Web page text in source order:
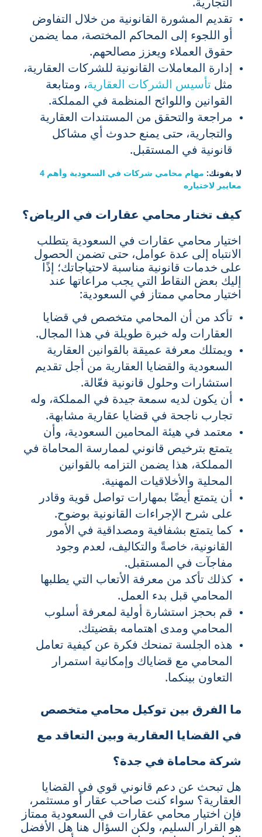
تقديم المشورة القانونية من خلال التفاوض
أو اللجوء إلى المحاكم المختصة، مما يضمن
حقوق العملاء ويعزز مصالحهم.
إدارة المعاملات القانونية للشركات العقارية،
مثل تأسيس الشركات العقارية، ومتابعة
القوانين واللوائح المنظمة في المملكة.
مراجعة والتحقق من المستندات العقارية
والتجارية، حتى يمنع حدوث أي مشاكل
قانونية في المستقبل.
لا يفوتك:
مهام محامي شركات في السعودية وأهم 4
معايير لاختياره
كيف تختار محامي عقارات في الرياض؟
اختيار محامي عقارات في السعودية يتطلب
الانتباه إلى عدة عوامل، حتى تضمن الحصول
على خدمات قانونية مناسبة لاحتياجاتك؛ إذًا
إليك بعض النقاط التي يجب مراعاتها عند
اختيار محامي ممتاز في السعودية:
تأكد من أن المحامي متخصص في قضايا
العقارات وله خبرة طويلة في هذا المجال.
ويمتلك معرفة عميقة بالقوانين العقارية
السعودية والقضايا العقارية من أجل تقديم
استشارات وحلول قانونية فعّالة.
أن يكون لديه سمعة جيدة في المملكة، وله
تجارب ناجحة في قضايا عقارية مشابهة.
معتمد في هيئة المحامين السعودية، وأن
يتمتع بترخيص قانوني لممارسة المحاماة في
المملكة، هذا يضمن التزامه بالقوانين
المحلية والأخلاقيات المهنية.
أن يتمتع أيضًا بمهارات تواصل قوية وقادر
على شرح الإجراءات القانونية بوضوح.
كما يتمتع بشفافية ومصداقية في الأمور
القانونية، خاصةً والتكاليف، لعدم وجود
مفاجآت في المستقبل.
كذلك تأكد من معرفة الأتعاب التي يطلبها
المحامي قبل بدء العمل.
قم بحجز استشارة أولية لمعرفة أسلوب
المحامي ومدى اهتمامه بقضيتك.
هذه الجلسة تمنحك فكرة عن كيفية تعامل
المحامي مع قضاياك وإمكانية استمرار
التعاون بينكما.
ما الفرق بين توكيل محامي متخصص
في القضايا العقارية وبين التعاقد مع
شركة محاماة في جدة؟
هل تبحث عن دعم قانوني قوي في القضايا
العقارية؟ سواء كنت صاحب عقار أو مستثمر،
فإن اختيار محامي عقارات في السعودية ممتاز
هو القرار السليم، ولكن السؤال هنا هل الأفضل